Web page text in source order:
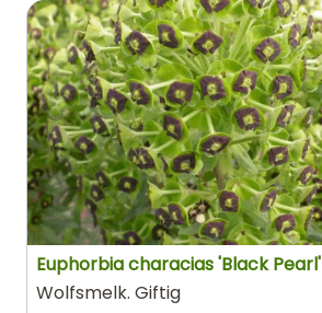
Euphorbia characias 'Black Pearl'
Wolfsmelk. Giftig